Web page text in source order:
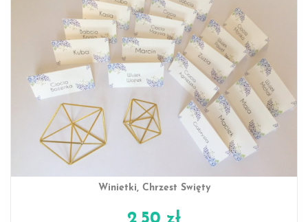
Winietki, Chrzest Święty